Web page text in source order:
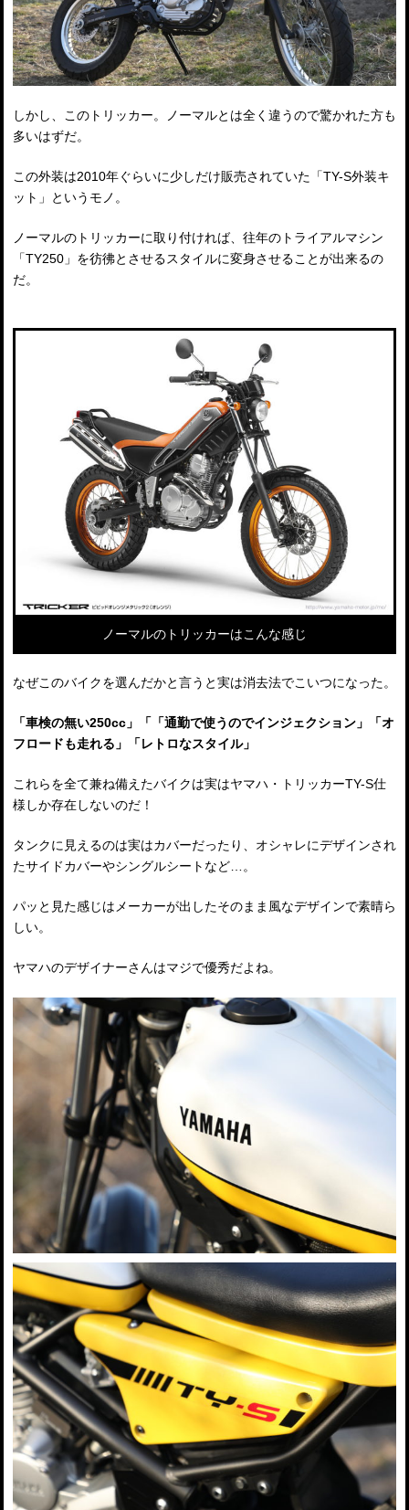
しかし、このトリッカー。ノーマルとは全く違うので驚かれた方も
多いはずだ。
この外装は2010年ぐらいに少しだけ販売されていた「TY-S外装キ
ット」というモノ。
ノーマルのトリッカーに取り付ければ、往年のトライアルマシン
「TY250」を彷彿とさせるスタイルに変身させることが出来るの
だ。
ノーマルのトリッカーはこんな感じ
なぜこのバイクを選んだかと言うと実は消去法でこいつになった。
「車検の無い250cc」「「通勤で使うのでインジェクション」「オ
フロードも走れる」「レトロなスタイル」
これらを全て兼ね備えたバイクは実はヤマハ・トリッカーTY-S仕
様しか存在しないのだ！
タンクに見えるのは実はカバーだったり、オシャレにデザインされ
たサイドカバーやシングルシートなど…。
パッと見た感じはメーカーが出したそのまま風なデザインで素晴ら
しい。
ヤマハのデザイナーさんはマジで優秀だよね。